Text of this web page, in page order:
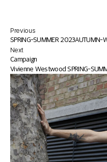
Previous
24SPRING-SUMMER 2023AUTUMN-
Next
Campaign
Vivienne Westwood SPRING-